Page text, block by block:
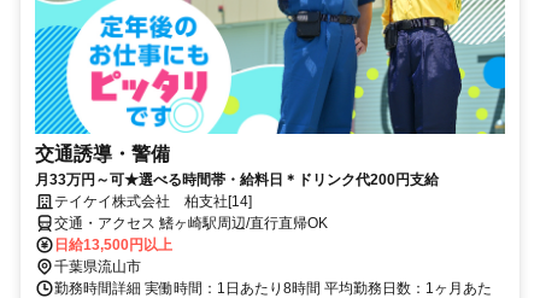
交通誘導・警備
月33万円～可★選べる時間帯・給料日＊ドリンク代200円支給
テイケイ株式会社 柏支社[14]
交通・アクセス 鰭ヶ崎駅周辺/直行直帰OK
日給13,500円以上
千葉県流山市
勤務時間詳細 実働時間：1日あたり8時間 平均勤務日数：1ヶ月あた